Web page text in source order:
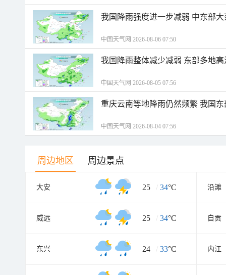
我国降雨强度进一步减弱 中东部
中国天气网 2026-08-06 07:50
我国降雨整体减少减弱 东部多地
中国天气网 2026-08-05 07:56
重庆云南等地降雨仍然频繁 我国
中国天气网 2026-08-04 07:56
周边地区 周边景点
大安 25 / 34°C 沿滩
威远 25 / 34°C 自贡
东兴 24 / 33°C 内江